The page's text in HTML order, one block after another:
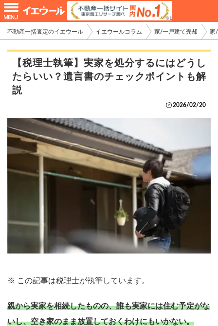
不動産一括査定のイエウール イエウールコラム 家/一戸建て売却 家
【税理士執筆】実家を処分するにはどうし
たらいい？遺言書のチェックポイントも解
説
2026/02/20
※ この記事は税理士が執筆しています。
親から実家を相続したものの、誰も実家には住む予定がな
いし、空き家のまま放置しておくわけにもいかない。